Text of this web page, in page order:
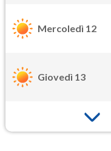
Mercoledì 12
Giovedì 13